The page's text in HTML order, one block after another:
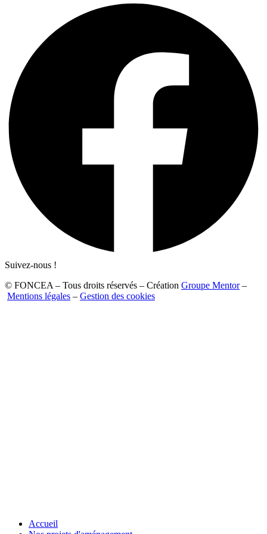
Suivez-nous !
© FONCEA – Tous droits réservés – Création Groupe Mentor–
Mentions légales – Gestion des cookies
Accueil